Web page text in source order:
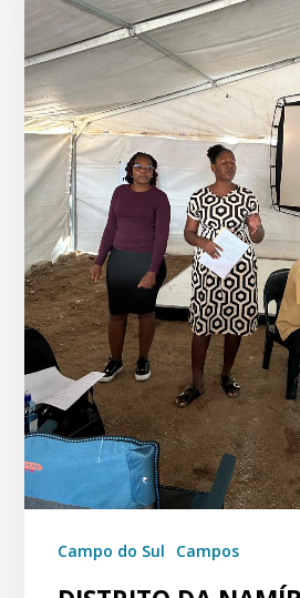
Campo do Sul Campos